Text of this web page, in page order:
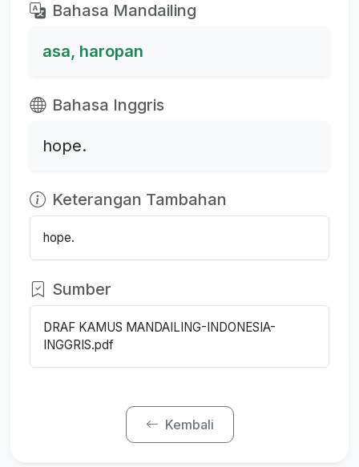
Bahasa Mandailing
asa, haropan
Bahasa Inggris
hope.
Keterangan Tambahan
hope.
Sumber
DRAF KAMUS MANDAILING-INDONESIA-
INGGRIS.pdf
Kembali